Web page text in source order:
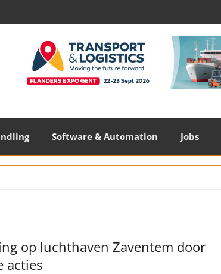
Software & Automation Jobs
op luchthaven Zaventem door
acties